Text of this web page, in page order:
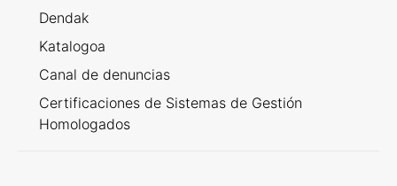
Dendak
Katalogoa
Canal de denuncias
Certificaciones de Sistemas de Gestión
Homologados